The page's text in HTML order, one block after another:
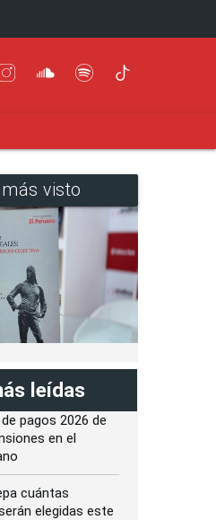
visto
leídas
pagos 2026 de
en el
cuántas
elegidas este